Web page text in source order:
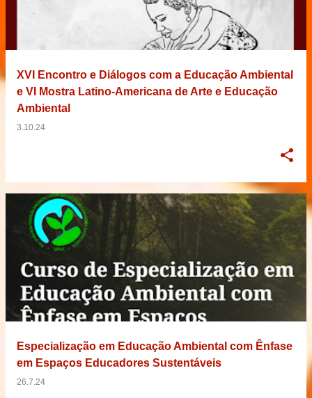
XVI Encontro e Diálogos com a Educação Ambiental
e VI Mostra Latino-Americana de Arte e Educação
Ambiental
3.10.24
Especialização em Educação Ambiental com Ênfase
em Espaços Educadores Sustentáveis
26.7.24